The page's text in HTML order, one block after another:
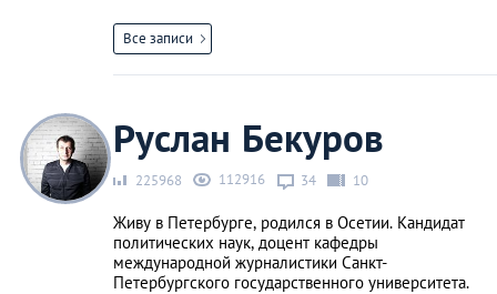
Все записи
Руслан Бекуров
225968 112916 34 10
Живу в Петербурге, родился в Осетии. Кандидат
политических наук, доцент кафедры
международной журналистики Санкт-
Петербургского государственного университета.